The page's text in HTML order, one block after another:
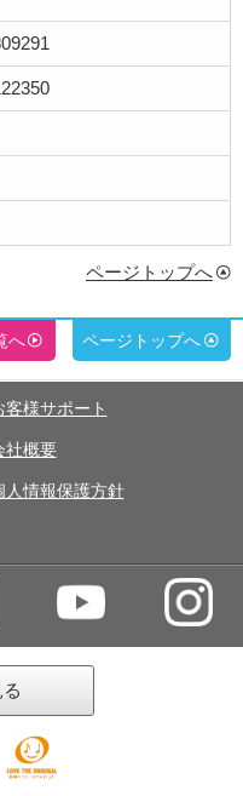
ページトップへ
へ ページトップへ
客様サポート
社概要
人情報保護方針